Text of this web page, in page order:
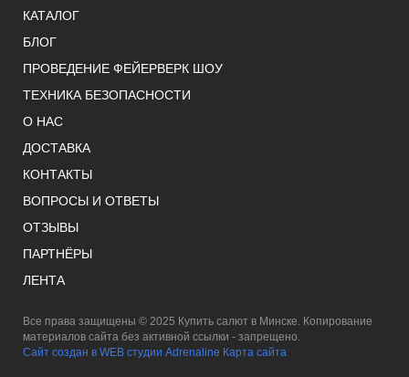
КАТАЛОГ
БЛОГ
ПРОВЕДЕНИЕ ФЕЙЕРВЕРК ШОУ
ТЕХНИКА БЕЗОПАСНОСТИ
О НАС
ДОСТАВКА
КОНТАКТЫ
ВОПРОСЫ И ОТВЕТЫ
ОТЗЫВЫ
ПАРТНЁРЫ
ЛЕНТА
Все права защищены © 2025 Купить салют в Минске. Копирование
материалов сайта без активной ссылки - запрещено.
Сайт создан в WEB студии Adrenaline Карта сайта